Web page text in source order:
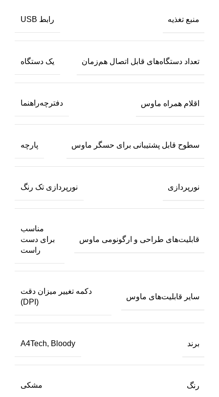
منبع تغذیه رابط USB
تعداد دستگاه‌های قابل اتصال هم‌زمان یک دستگاه
اقلام همراه ماوس دفترچه‌راهنما
سطوح قابل پشتیبانی برای حسگر ماوس پارچه
نورپردازی نورپردازی تک رنگ
قابلیت‌های طراحی و ارگونومی ماوس
مناسب
برای دست
راست
سایر قابلیت‌های ماوس
دکمه تغییر میزان دقت
(DPI)
برند A4Tech, Bloody
رنگ مشکی